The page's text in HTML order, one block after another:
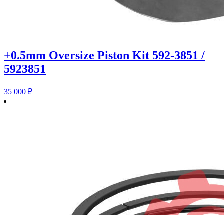
+0.5mm Oversize Piston Kit 592-3851 /
5923851
35 000 ₽